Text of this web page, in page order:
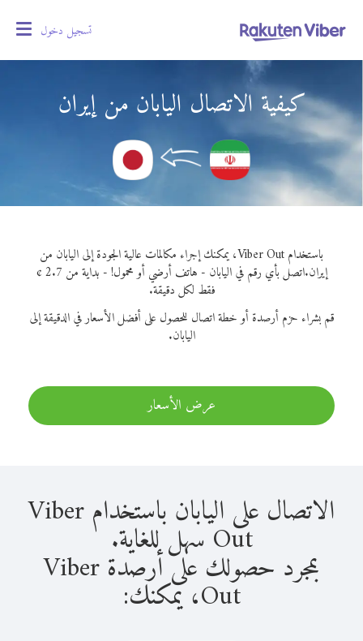
تسجيل دخول
كيفية الاتصال اليابان من إيران
باستخدام Viber Out، يمكنك إجراء مكالمات عالية الجودة إلى اليابان من
إيران.
اتصل بأي رقم في اليابان - هاتف أرضي أو محمول! - بداية من 2.7 ¢
فقط لكل دقيقة.
قم بشراء حزم أرصدة أو خطة اتصال للحصول على أفضل الأسعار في الدقيقة إلى
اليابان.
عرض الأسعار
الاتصال على اليابان باستخدام Viber
Out سهل للغاية.
بمجرد حصولك على أرصدة Viber
Out، يمكنك: